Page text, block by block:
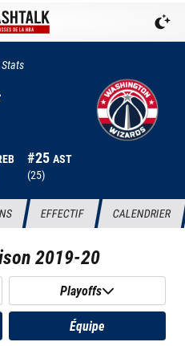
Stats
#25 AST
(25)
EFFECTIF CALENDRIER
2019-20
Playoffs
Équipe